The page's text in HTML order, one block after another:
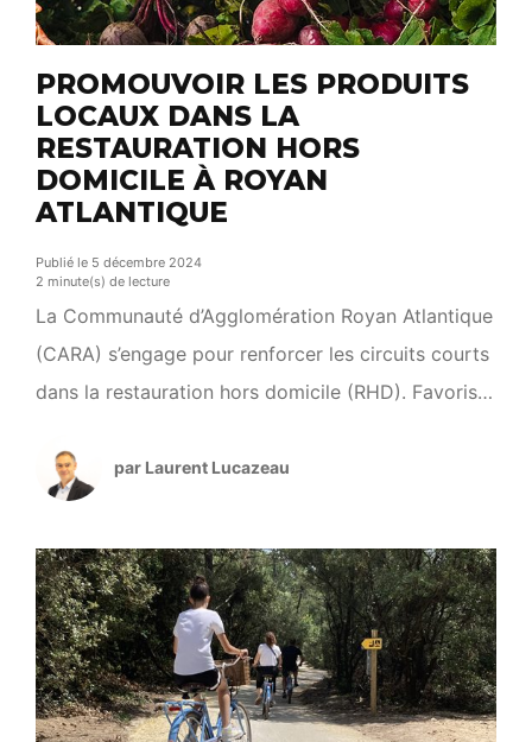
PROMOUVOIR LES PRODUITS
LOCAUX DANS LA
RESTAURATION HORS
DOMICILE À ROYAN
ATLANTIQUE
Publié le 5 décembre 2024
2 minute(s) de lecture
La Communauté d’Agglomération Royan Atlantique
(CARA) s’engage pour renforcer les circuits courts
dans la restauration hors domicile (RHD). Favoriser
du projet alimentaire territorial, l’objectif est clair :
faire de Royan Atlantique un territoire nourricier en
boostant l’offre et la demande de produits locaux.
Trois axes structurent cette […]
par Laurent Lucazeau